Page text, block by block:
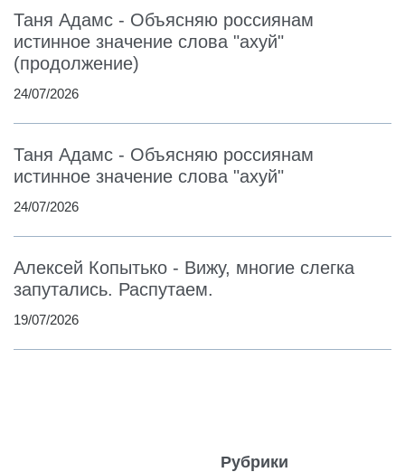
Таня Адамс - Объясняю россиянам
истинное значение слова "ахуй"
(продолжение)
24/07/2026
Таня Адамс - Объясняю россиянам
истинное значение слова "ахуй"
24/07/2026
Алексей Копытько - Вижу, многие слегка
запутались. Распутаем.
19/07/2026
Рубрики